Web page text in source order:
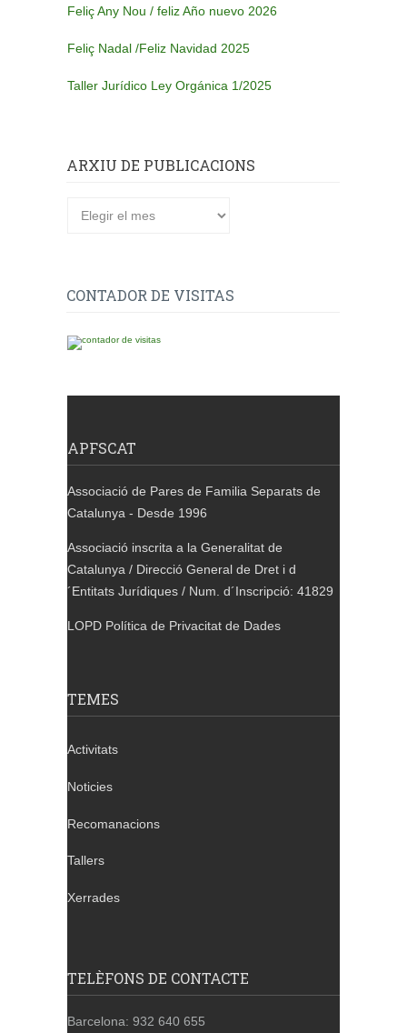
Feliç Any Nou / feliz Año nuevo 2026
Feliç Nadal /Feliz Navidad 2025
Taller Jurídico Ley Orgánica 1/2025
ARXIU DE PUBLICACIONS
CONTADOR DE VISITAS
APFSCAT
Associació de Pares de Familia Separats de
Catalunya - Desde 1996
Associació inscrita a la Generalitat de
Catalunya / Direcció General de Dret i d
´Entitats Jurídiques / Num. d´Inscripció: 41829
LOPD Política de Privacitat de Dades
TEMES
Activitats
Noticies
Recomanacions
Tallers
Xerrades
TELÈFONS DE CONTACTE
Barcelona: 932 640 655